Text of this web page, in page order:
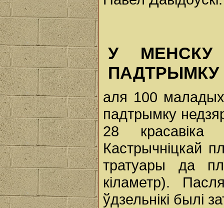
У
ПАДТРЫМКУ
аля 100
падтрымку
28 красавіка
Кастрычніцкай
тратуары да
кіламетр).
ўдзельнікі былі